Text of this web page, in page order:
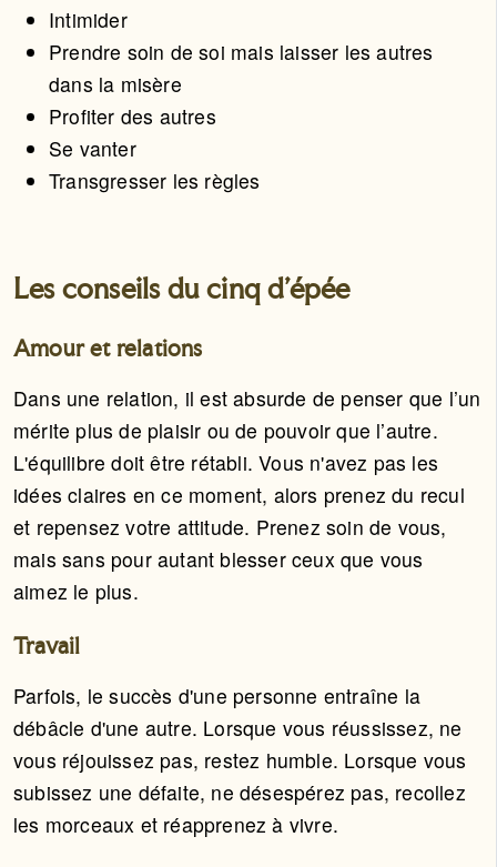
Intimider
Prendre soin de soi mais laisser les autres
dans la misère
Profiter des autres
Se vanter
Transgresser les règles
Les conseils du cinq d'épée
Amour et relations
Dans une relation, il est absurde de penser que l’un
mérite plus de plaisir ou de pouvoir que l’autre.
L'équilibre doit être rétabli. Vous n'avez pas les
idées claires en ce moment, alors prenez du recul
et repensez votre attitude. Prenez soin de vous,
mais sans pour autant blesser ceux que vous
aimez le plus.
Travail
Parfois, le succès d'une personne entraîne la
débâcle d'une autre. Lorsque vous réussissez, ne
vous réjouissez pas, restez humble. Lorsque vous
subissez une défaite, ne désespérez pas, recollez
les morceaux et réapprenez à vivre.